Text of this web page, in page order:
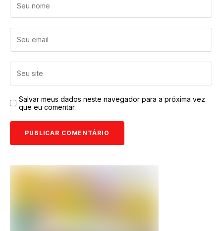
Salvar meus dados neste navegador para a próxima vez
que eu comentar.